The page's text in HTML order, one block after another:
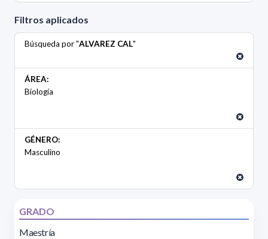
Filtros aplicados
Búsqueda por "ALVAREZ CAL"
ÁREA:
Biología
GÉNERO:
Masculino
GRADO
Maestría